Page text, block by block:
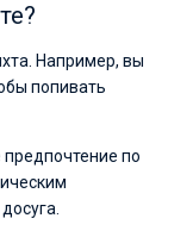
Например, вы
попивать
по